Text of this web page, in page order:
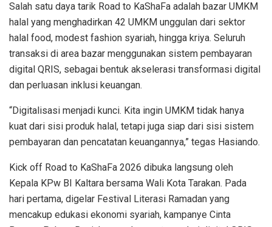
Salah satu daya tarik Road to KaShaFa adalah bazar UMKM
halal yang menghadirkan 42 UMKM unggulan dari sektor
halal food, modest fashion syariah, hingga kriya. Seluruh
transaksi di area bazar menggunakan sistem pembayaran
digital QRIS, sebagai bentuk akselerasi transformasi digital
dan perluasan inklusi keuangan.
“Digitalisasi menjadi kunci. Kita ingin UMKM tidak hanya
kuat dari sisi produk halal, tetapi juga siap dari sisi sistem
pembayaran dan pencatatan keuangannya,” tegas Hasiando.
Kick off Road to KaShaFa 2026 dibuka langsung oleh
Kepala KPw BI Kaltara bersama Wali Kota Tarakan. Pada
hari pertama, digelar Festival Literasi Ramadan yang
mencakup edukasi ekonomi syariah, kampanye Cinta